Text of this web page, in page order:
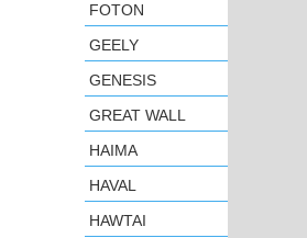
FOTON
GEELY
GENESIS
GREAT WALL
HAIMA
HAVAL
HAWTAI